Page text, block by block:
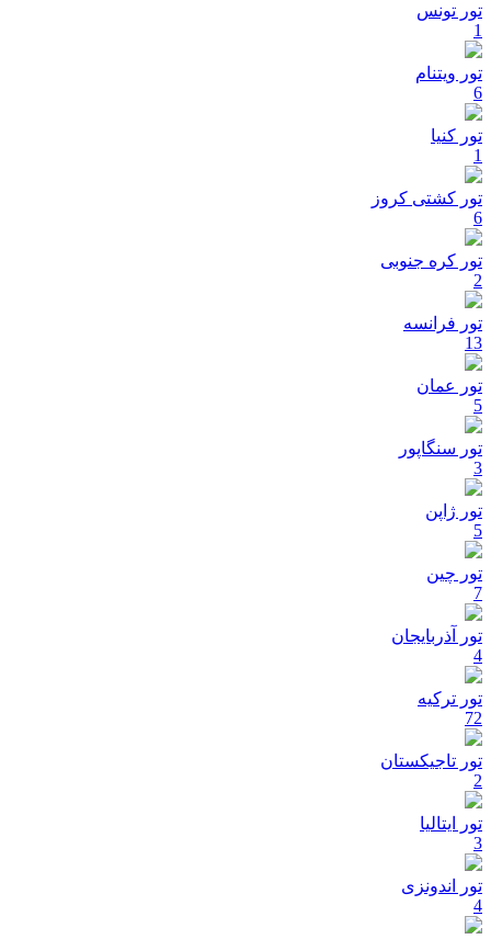
تور تونس
1
تور ویتنام
6
تور کنیا
1
تور کشتی کروز
6
تور کره جنوبی
2
تور فرانسه
13
تور عمان
5
تور سنگاپور
3
تور ژاپن
5
تور چین
7
تور آذربایجان
4
تور ترکیه
72
تور تاجیکستان
2
تور ایتالیا
3
تور اندونزی
4